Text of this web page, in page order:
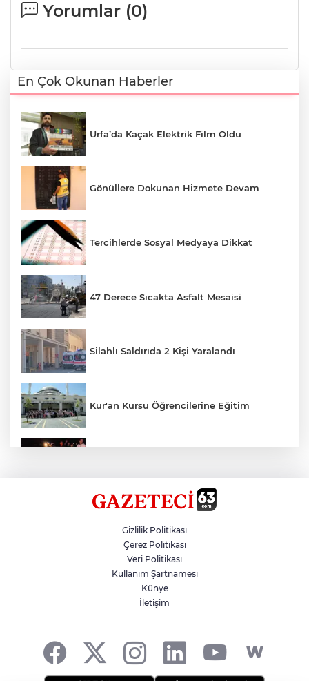
Yorumlar (0)
En Çok Okunan Haberler
Urfa’da Kaçak Elektrik Film Oldu
Gönüllere Dokunan Hizmete Devam
Tercihlerde Sosyal Medyaya Dikkat
47 Derece Sıcakta Asfalt Mesaisi
Silahlı Saldırıda 2 Kişi Yaralandı
Kur'an Kursu Öğrencilerine Eğitim
Siverek’te Mahmut Gülel Dönemi
Filistin Konvoyuna Coşkulu Karşılama
Gizlilik Politikası
Çerez Politikası
Veri Politikası
Kullanım Şartnamesi
Künye
İletişim